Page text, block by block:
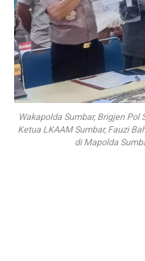
Wakapolda Sumbar, Brigjen
Ketua LKAAM Sumbar, Fauzi
di Mapolda